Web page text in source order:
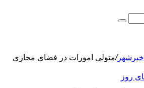
/متولی امورات در فضای مجازی
روز